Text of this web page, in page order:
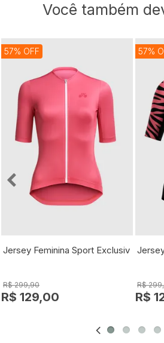
Você também
57% OFF
Jersey Feminina Sport Exclusiv
R$ 299,90
R$ 129,00
57%
R$
R$